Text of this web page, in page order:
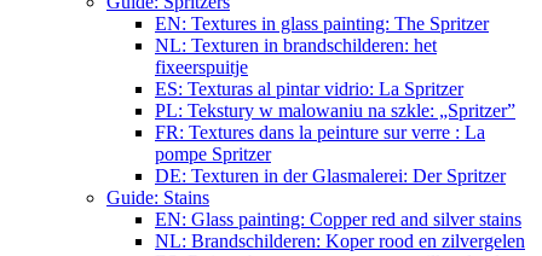
EN: Textures in glass painting: The Spritzer
NL: Texturen in brandschilderen: het
fixeerspuitje
ES: Texturas al pintar vidrio: La Spritzer
PL: Tekstury w malowaniu na szkle: „Spritzer”
FR: Textures dans la peinture sur verre : La
pompe Spritzer
DE: Texturen in der Glasmalerei: Der Spritzer
Guide: Stains
EN: Glass painting: Copper red and silver stains
NL: Brandschilderen: Koper rood en zilvergelen